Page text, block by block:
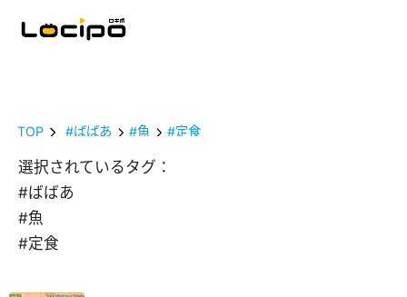
TOP #ばばあ #魚 #定食
選択されているタグ：
#ばばあ
#魚
#定食